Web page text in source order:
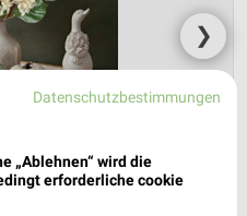
❯
Datenschutzbestimmungen
„Ablehnen“ wird die
erforderliche cookie